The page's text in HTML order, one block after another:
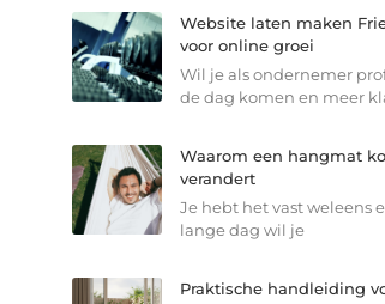
Website laten maken
voor online groei
Wil je als ondernemer
de dag komen en meer
Waarom een hangmat
verandert
Je hebt het vast weleens
lange dag wil je
Praktische handleiding